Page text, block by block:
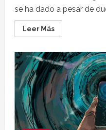
se ha dado a pesar de
Leer Más